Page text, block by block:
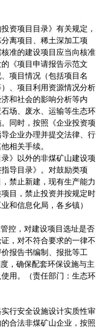
资项目目录》有关规定，
离项目、稀土深加工项
准的建设项目应当向核准
《项目申请报告示范文
项目情况（包括项目名
、项目利用资源情况分析
和社会的影响分析等内
场、废水、运输等生态环
同时，按照《企业投资项
企业办理并提交法律、行
相关手续。
》以外的非煤矿山建设项
导目录》。对鼓励类项
禁止新建，现有生产能力
目，禁止投资并按规定时
和信息化局，各乡镇）
控，对建设项目选址是否
，对不符合要求的一律不
报告书编制、报批等工
，确保配套环保设施与主
用。（责任部门：生态环
行安全设施设计实质性审
合法非煤矿山企业，按照